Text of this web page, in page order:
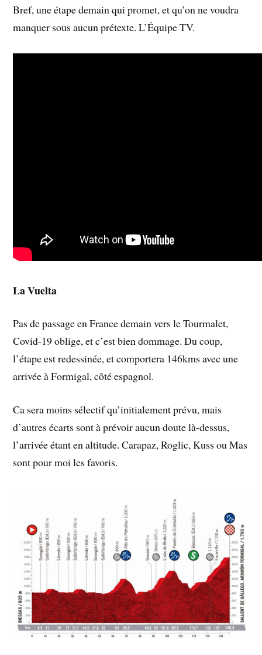
Bref, une étape demain qui promet, et qu’on ne voudra
manquer sous aucun prétexte. L’Équipe TV.
La Vuelta
Pas de passage en France demain vers le Tourmalet,
Covid-19 oblige, et c’est bien dommage. Du coup,
l’étape est redessinée, et comportera 146kms avec une
arrivée à Formigal, côté espagnol.
Ca sera moins sélectif qu’initialement prévu, mais
d’autres écarts sont à prévoir aucun doute là-dessus,
l’arrivée étant en altitude. Carapaz, Roglic, Kuss ou Mas
sont pour moi les favoris.